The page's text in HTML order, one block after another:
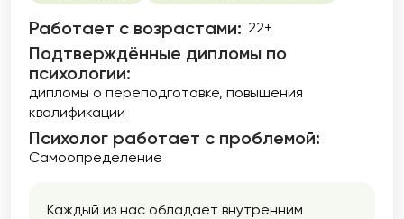
Работает с возрастами: 22+
Подтверждённые дипломы по
психологии:
дипломы о переподготовке повышения
квалификации
Психолог работает с проблемой:
Самоопределение
Каждый из нас обладает внутренним